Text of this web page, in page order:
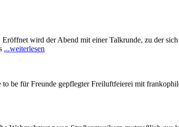
wird der Abend mit einer Talkrunde, zu der
...weiterlesen
be für Freunde gepflegter Freiluftfeierei mit